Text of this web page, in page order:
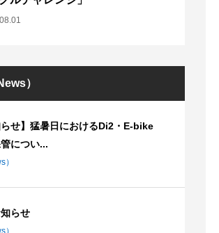
）
らせ】猛暑日におけるDi2・E-bike
につい...
らせ